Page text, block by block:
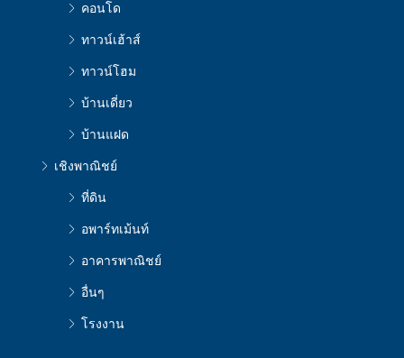
คอนโด
ทาวน์เฮ้าส์
ทาวน์โฮม
บ้านเดี่ยว
บ้านแฝด
เชิงพาณิชย์
ที่ดิน
อพาร์ทเม้นท์
อาคารพาณิชย์
อื่นๆ
โรงงาน